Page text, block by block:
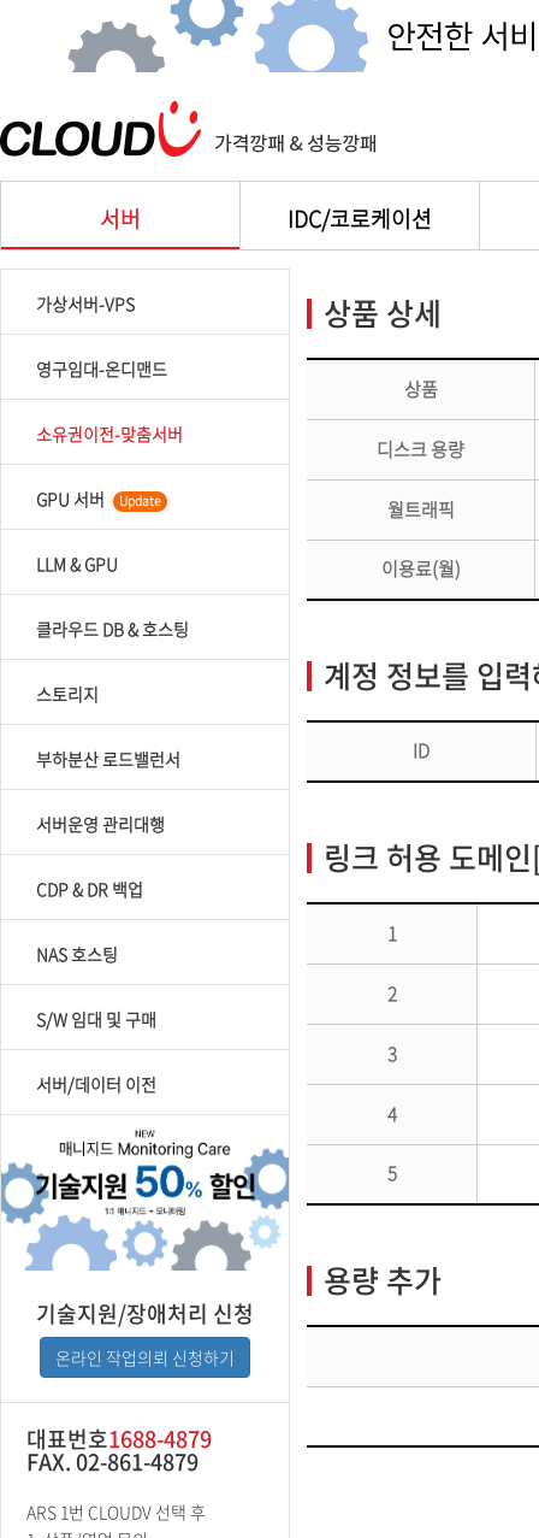
서버 IDC/코로케이션
가상서버-VPS
영구임대-온디맨드
소유권이전-맞춤서버
GPU 서버 Update
LLM & GPU
클라우드 DB & 호스팅
스토리지
부하분산 로드밸런서
서버운영 관리대행
CDP & DR 백업
NAS 호스팅
S/W 임대 및 구매
서버/데이터 이전
기술지원/장애처리 신청
온라인 작업의뢰 신청하기
대표번호1688-4879
FAX. 02-861-4879
ARS 1번 CLOUDV 선택 후
상품 상세
상품
디스크 용량
월트래픽
이용료(월)
계정 정보를 입
ID
링크 허용 도메
1
2
3
4
5
용량 추가